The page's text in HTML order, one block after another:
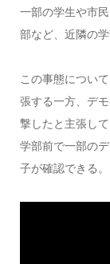
一部の学生や市
部など、近隣の
この事態につい
張する一方、デ
撃したと主張し
学部前で一部の
子が確認できる。